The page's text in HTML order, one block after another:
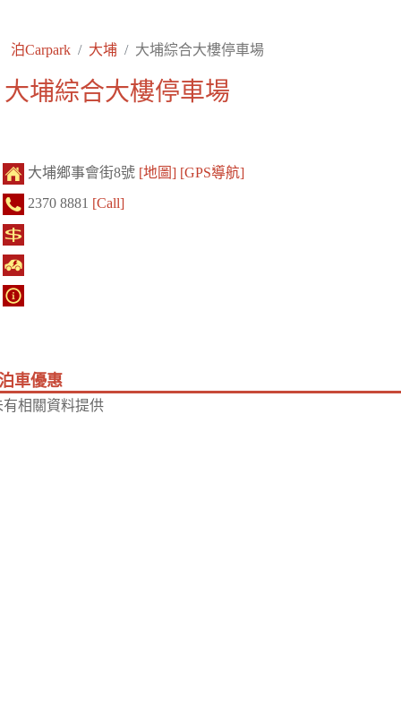
泊Carpark 大埔 大埔綜合大樓停車場
大埔綜合大樓停車場
大埔鄉事會街8號 [地圖] [GPS導航]
2370 8881 [Call]
車優惠
有相關資料提供